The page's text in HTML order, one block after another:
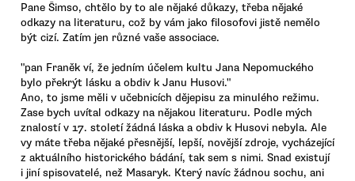
Pane Šimso, chtělo by to ale nějaké důkazy, třeba nějaké
odkazy na literaturu, což by vám jako filosofovi jistě nemělo
být cizí. Zatím jen různé vaše associace.
"pan Franěk ví, že jedním účelem kultu Jana Nepomuckého
bylo překrýt lásku a obdiv k Janu Husovi."
Ano, to jsme měli v učebnicích dějepisu za minulého režimu.
Zase bych uvítal odkazy na nějakou literaturu. Podle mých
znalostí v 17. století žádná láska a obdiv k Husovi nebyla. Ale
vy máte třeba nějaké přesnější, lepší, novější zdroje, vycházející
z aktuálního historického bádání, tak sem s nimi. Snad existují
i jiní spisovatelé, než Masaryk. Který navíc žádnou sochu, ani